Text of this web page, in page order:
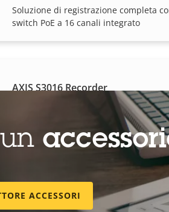
Soluzione di registrazione completa
switch PoE a 16 canali integrato
AXIS S3016 Recorder
Registratore a 16 canali con potente
MOSTRA
ACCESSORI